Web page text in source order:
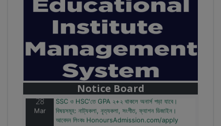
Notice Board
বাজেটের মধ্যে প্রাইভেট ইউনিভার্সিটিতে অনার্স পড়ার সুযোগ।
২০টির অধিক বিষয়, ৪ বছরে মোট খরচ ২ লক্ষ থেকে ৫ লক্ষ টাকা।
আবেদন লিংকঃ HonoursAdmission.com/apply
28
Mar
SSC ও HSC'তে GPA ২+২ থাকলে অনার্স পড়া যাবে।
বিষয়সমূহ: নাট্যকলা, নৃত্যকলা, সংগীত, ফ্যাশন ডিজাইন।
আবেদন লিংকঃ HonoursAdmission.com/apply